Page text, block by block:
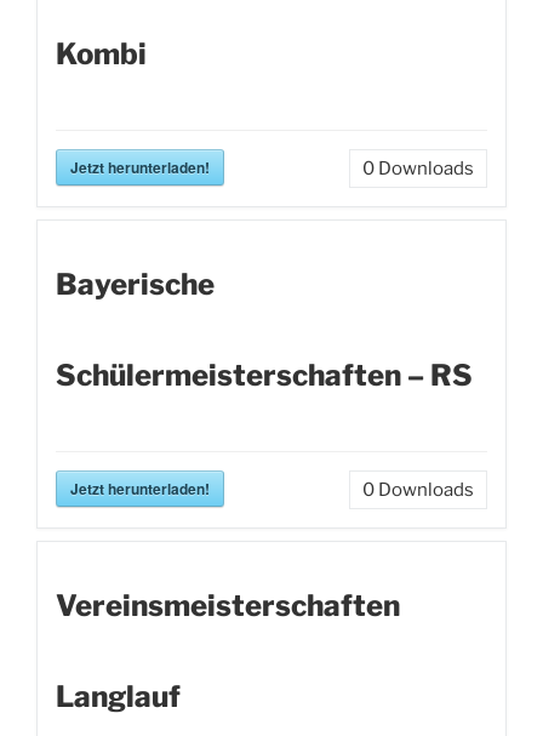
Kombi
Jetzt herunterladen! 0 Downloads
Bayerische
Schülermeisterschaften – RS
Jetzt herunterladen! 0 Downloads
Vereinsmeisterschaften
Langlauf